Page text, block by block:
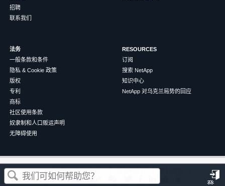
登
这篇文章对您有帮助吗？
招聘
联系我们
法务
一般条款和条件
隐私 & Cookie 政策
版权
专利
商标
社区使用条款
奴隶制和人口贩运声明
无障碍使用
RESOURCES
订阅
搜索 NetApp
知识中心
NetApp 对乌克兰局势的回应
©2026NetApp 中文（简体） 条款和条件
隐私政策
Cookie 政策
Cookie 设置